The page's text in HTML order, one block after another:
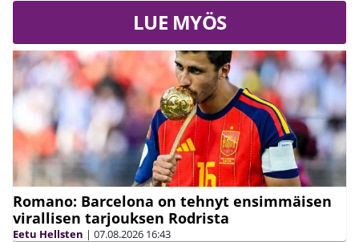
LUE MYÖS
Romano: Barcelona on tehnyt ensimmäisen
virallisen tarjouksen Rodrista
Eetu Hellsten | 07.08.2026 16:43